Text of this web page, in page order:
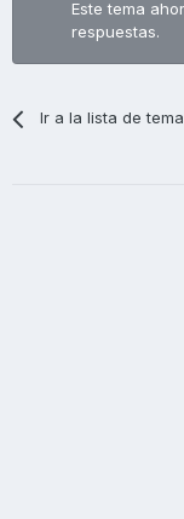
Este tema
respuestas.
Ir a la lista de